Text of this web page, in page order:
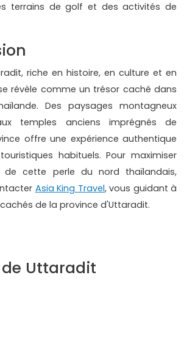
terrains de golf et des activités de
riche en histoire, en culture et en
révèle comme un trésor caché dans
Des paysages montagneux
temples anciens imprégnés de
offre une expérience authentique
habituels. Pour maximiser
de cette perle du nord thaïlandais,
Asia King Travel, vous guidant à
de la province d'Uttaradit.
Uttaradit